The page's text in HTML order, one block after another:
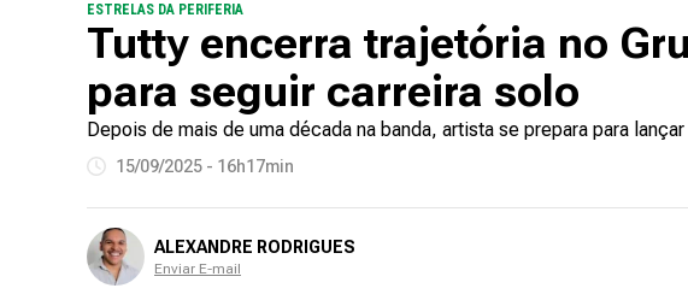
ESTRELAS DA PERIFERIA
Tutty encerra trajetória no
para seguir carreira solo
Depois de mais de uma década na banda, artista se prepara para lançar
15/09/2025 - 16h17min
ALEXANDRE RODRIGUES
Enviar E-mail